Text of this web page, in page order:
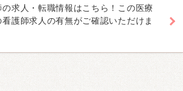
の求人・転職情報はこちら！この医療
看護師求人の有無がご確認いただけま